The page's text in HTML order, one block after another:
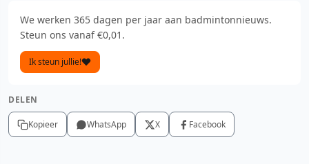
We werken 365 dagen per jaar aan badmintonnieuws.
Steun ons vanaf €0,01.
Ik steun jullie!
DELEN
Kopieer WhatsApp X Facebook